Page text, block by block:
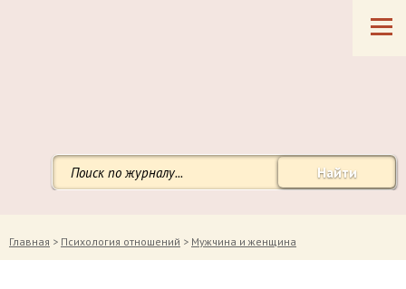
Найти
Главная > Психология отношений > Мужчина и женщина